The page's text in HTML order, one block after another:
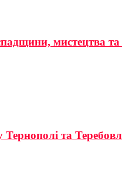
мистецтва та
та